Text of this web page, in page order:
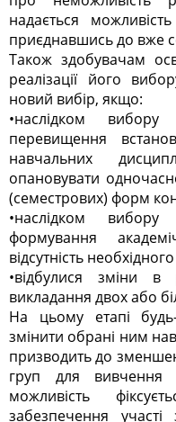
надається
приєднавшись до вже
Також здобувачам
реалізації його
новий вибір, якщо:
•наслідком
перевищення
навчальних
опановувати
(семестрових) форм
•наслідком
формування
відсутність
•відбулися зміни в
викладання двох або
На цьому етапі
змінити обрані ним
призводить до
груп для вивчення
можливість
забезпечення участі